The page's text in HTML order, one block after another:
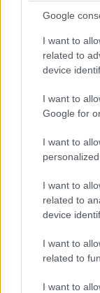
Google
I want to
related to
device
I want to
Google for
I want to
I want to
related to
device
I want to
related to
I want to
9 apps que valen
No son